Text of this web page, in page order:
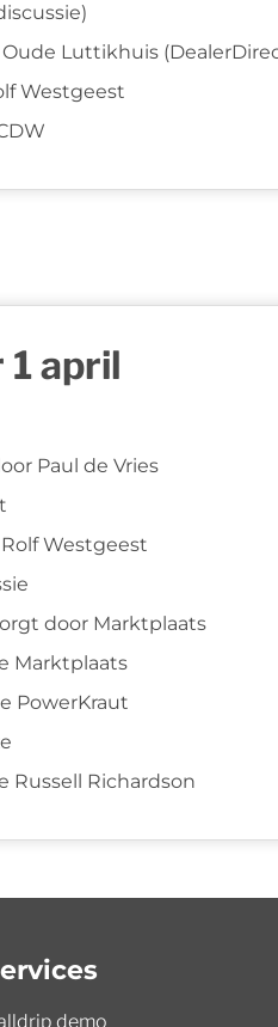
Oude Luttikhuis
Westgeest
april
Paul de Vries
Rolf Westgeest
door Marktplaats
Marktplaats
PowerKraut
Russell Richardson
demo